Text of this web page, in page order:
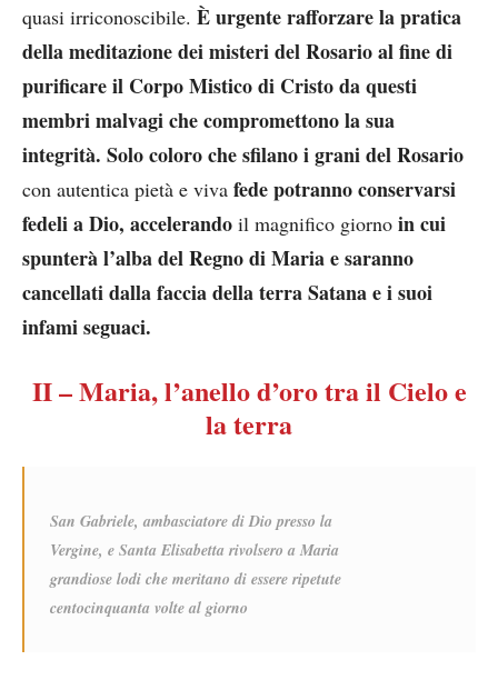
quasi irriconoscibile. È urgente rafforzare la pratica
della meditazione dei misteri del Rosario al fine di
purificare il Corpo Mistico di Cristo da questi
membri malvagi che compromettono la sua
integrità. Solo coloro che sfilano i grani del Rosario
con autentica pietà e viva fede potrannoconservarsi
fedeli a Dio, accelerando il magnifico giorno in cui
spunterà l’alba del Regno di Maria e saranno
cancellati dalla faccia della terra Satana e i suoi
infami seguaci.
II – Maria, l’anello d’oro tra il Cielo e
la terra
San Gabriele, ambasciatore di Dio presso la
Vergine, e Santa Elisabetta rivolsero a Maria
grandiose lodi che meritano di essere ripetute
centocinquanta volte al giorno